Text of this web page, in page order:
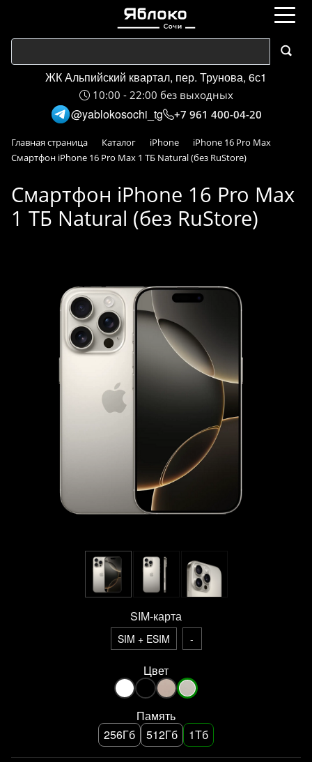
ЖК Альпийский квартал, пер. Трунова, 6с1
10:00 - 22:00 без выходных
@yablokosochi_tg +7 961 400-04-20
Главная страница Каталог iPhone
iPhone 16 Pro Max
Смартфон iPhone 16 Pro Max 1 ТБ Natural (без RuStore)
Смартфон iPhone 16 Pro Max
1 ТБ Natural (без RuStore)
SIM-карта
SIM + ESIM -
Цвет
Память
256Гб
512Гб 1Тб